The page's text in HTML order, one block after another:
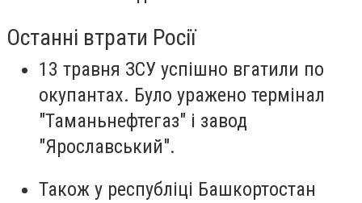
Останні втрати Росії
13 травня ЗСУ успішно вгатили по
окупантах. Було уражено термінал
"Таманьнефтегаз" і завод
"Ярославський".
Також у республіці Башкортостан